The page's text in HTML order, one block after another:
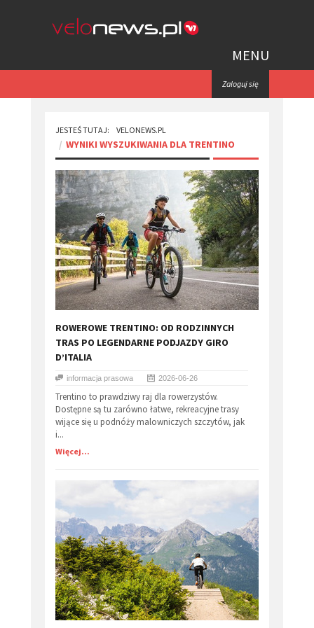
MENU
Zaloguj się
JESTEŚ TUTAJ: VELONEWS.PL
WYNIKI WYSZUKIWANIA DLA TRENTINO
​ROWEROWE TRENTINO: OD RODZINNYCH
TRAS PO LEGENDARNE PODJAZDY GIRO
D’ITALIA
informacja prasowa 2026-06-26
Trentino to prawdziwy raj dla rowerzystów.
Dostępne są tu zarówno łatwe, rekreacyjne trasy
wijące się u podnóży malowniczych szczytów, jak
i...
Więcej...